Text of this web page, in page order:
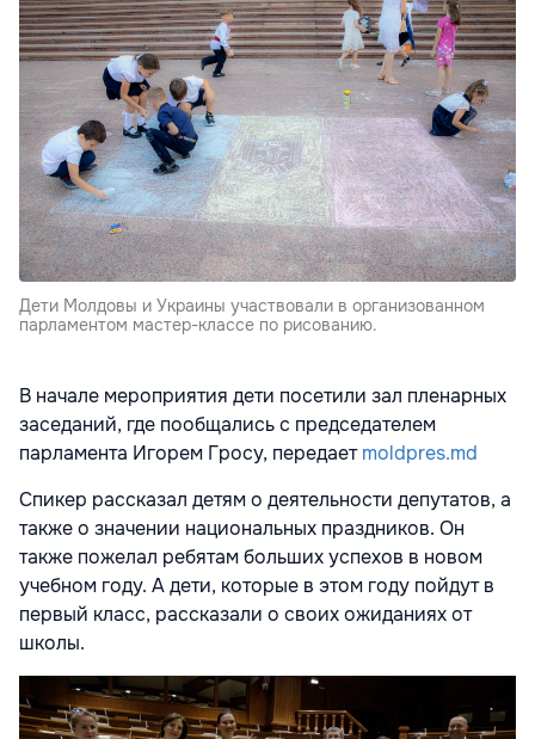
Дети Молдовы и Украины участвовали в организованном
парламентом мастер-классе по рисованию.
В начале мероприятия дети посетили зал пленарных
заседаний, где пообщались с председателем
парламента Игорем Гросу, передаетmoldpres.md
Спикер рассказал детям о деятельности депутатов, а
также о значении национальных праздников. Он
также пожелал ребятам больших успехов в новом
учебном году. А дети, которые в этом году пойдут в
первый класс, рассказали о своих ожиданиях от
школы.